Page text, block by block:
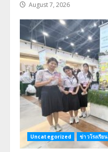
August 7, 2026
Uncategorized ข่าวโรงเรียน